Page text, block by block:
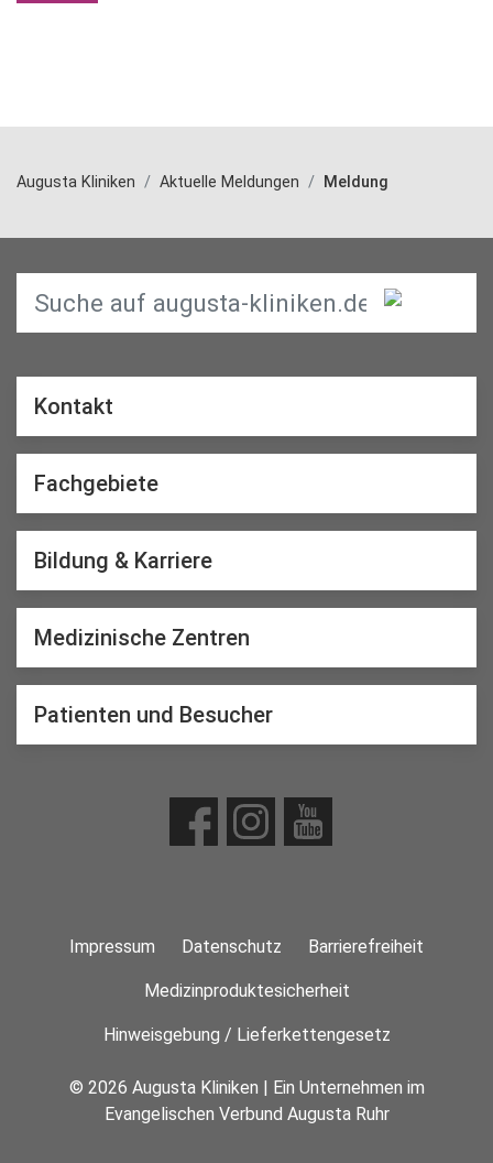
Augusta Kliniken Aktuelle Meldungen Meldung
Kontakt
Fachgebiete
Bildung & Karriere
Medizinische Zentren
Patienten und Besucher
Impressum Datenschutz Barrierefreiheit
Medizinproduktesicherheit
Hinweisgebung / Lieferkettengesetz
© 2026 Augusta Kliniken | Ein Unternehmen im
Evangelischen Verbund Augusta Ruhr